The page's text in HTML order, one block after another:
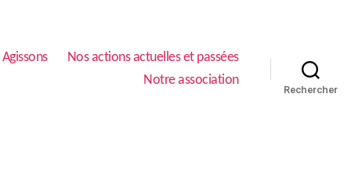
Agissons
Nos actions actuelles et passées
Notre association
Rechercher